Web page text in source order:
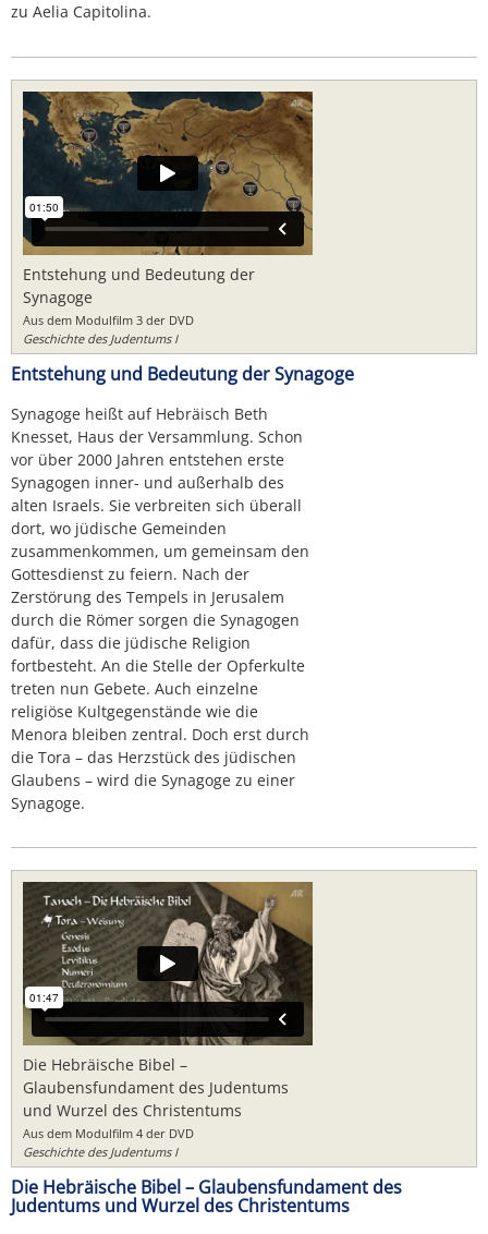
zu Aelia Capitolina.
Entstehung und Bedeutung der
Synagoge
Aus dem Modulfilm 3 der DVD
Geschichte des Judentums I
Entstehung und Bedeutung der Synagoge
Synagoge heißt auf Hebräisch Beth
Knesset, Haus der Versammlung. Schon
vor über 2000 Jahren entstehen erste
Synagogen inner- und außerhalb des
alten Israels. Sie verbreiten sich überall
dort, wo jüdische Gemeinden
zusammenkommen, um gemeinsam den
Gottesdienst zu feiern. Nach der
Zerstörung des Tempels in Jerusalem
durch die Römer sorgen die Synagogen
dafür, dass die jüdische Religion
fortbesteht. An die Stelle der Opferkulte
treten nun Gebete. Auch einzelne
religiöse Kultgegenstände wie die
Menora bleiben zentral. Doch erst durch
die Tora – das Herzstück des jüdischen
Glaubens – wird die Synagoge zu einer
Synagoge.
Die Hebräische Bibel –
Glaubensfundament des Judentums
und Wurzel des Christentums
Aus dem Modulfilm 4 der DVD
Geschichte des Judentums I
Die Hebräische Bibel – Glaubensfundament des
Judentums und Wurzel des Christentums